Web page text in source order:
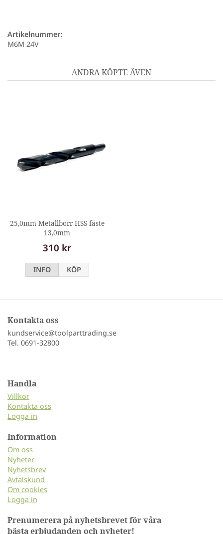
Artikelnummer:
M6M 24V
ANDRA KÖPTE ÄVEN
25,0mm Metallborr HSS fäste
13,0mm
310 kr
INFO KÖP
Kontakta oss
kundservice@toolparttrading.se
Tel. 0691-32800
Handla
Villkor
Kontakta oss
Logga in
Information
Om oss
Nyheter
Nyhetsbrev
Avtalskund
Om cookies
Logga in
Prenumerera på nyhetsbrevet för våra
bästa erbjudanden och nyheter!